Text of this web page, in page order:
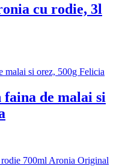
cu rodie, 3l
de malai si